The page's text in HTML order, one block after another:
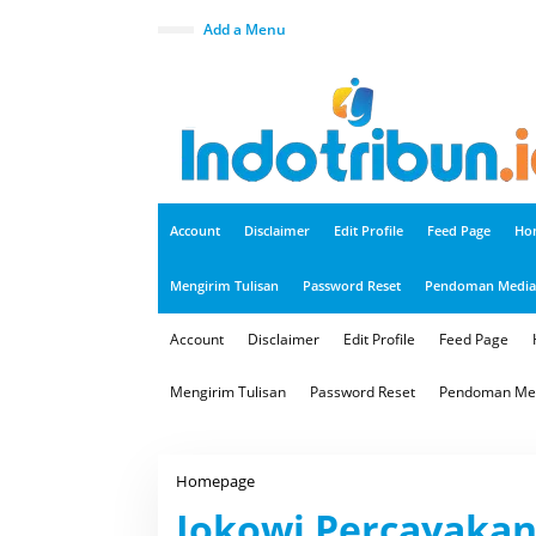
Add a Menu
Account Disclaimer Edit Profile Feed Page
Mengirim Tulisan Password Reset Pendoman
Account Disclaimer Edit Profile Feed Page
Mengirim Tulisan Password Reset Pendoman
Homepage
o